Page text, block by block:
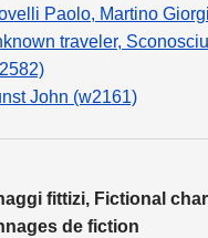
Paolo, Martino
traveler,
John (w2161)
fittizi, Fictional
de fiction